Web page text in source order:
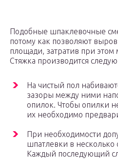
Подобные шпаклевочные
потому как позволяют
площади, затратив при этом
Стяжка производится
На чистый пол
зазоры между ними
опилок. Чтобы опилки
их необходимо
При необходимости
шпатлевки в
Каждый последующий